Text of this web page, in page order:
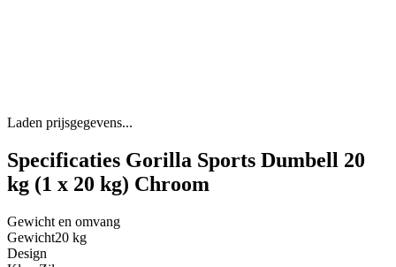
Laden prijsgegevens...
Specificaties Gorilla Sports Dumbell 20
kg (1 x 20 kg) Chroom
Gewicht en omvang
Gewicht20 kg
Design